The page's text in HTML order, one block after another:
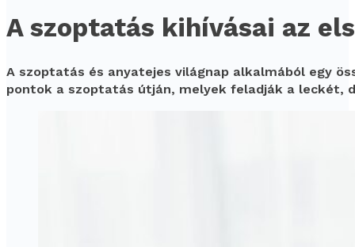
A szoptatás kihívásai az
A szoptatás és anyatejes világnap alkalmából egy
pontok a szoptatás útján, melyek feladják a leckét,